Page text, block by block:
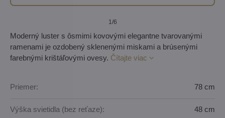
1/6
Moderný luster s ôsmimi kovovými elegantne tvarovanými
ramenami je ozdobený sklenenými miskami a brúsenými
farebnými krištáľovými ovesy. Čítajte viac
Priemer: 78 cm
Výška svietidla (bez reťaze): 48 cm